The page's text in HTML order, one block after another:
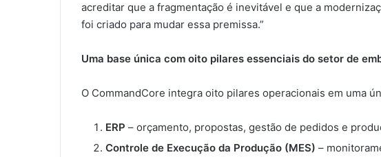
acreditar que a fragmentação é inevitável e que a
foi criado para mudar essa premissa.”
Uma base única com oito pilares essenciais do setor de
O CommandCore integra oito pilares operacionais em uma
ERP – orçamento, propostas, gestão de pedidos e
Controle de Execução da Produção (MES) –